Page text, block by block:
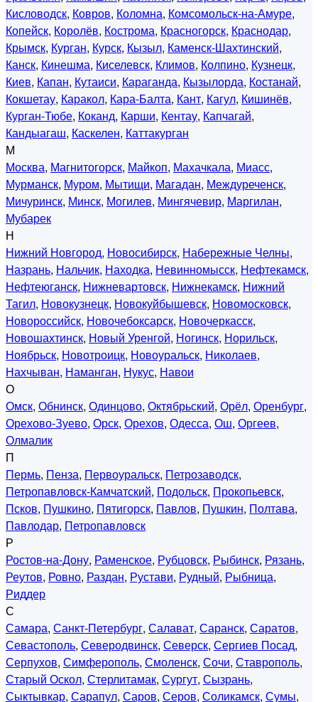
Кисловодск, Ковров, Коломна, Комсомольск-на-Амуре,
Копейск, Королёв, Кострома, Красногорск, Краснодар,
Крымск, Курган, Курск, Кызыл, Каменск-Шахтинский,
Канск, Кинешма, Киселевск, Климов, Колпино, Кузнецк,
Киев, Капан, Кутаиси, Караганда, Кызылорда, Костанай,
Кокшетау, Каракол, Кара-Балта, Кант, Кагул, Кишинёв,
Курган-Тюбе, Коканд, Карши, Кентау, Капчагай,
Кандыагаш, Каскелен, Каттакурган
М
Москва, Магнитогорск, Майкоп, Махачкала, Миасс,
Мурманск, Муром, Мытищи, Магадан, Междуреченск,
Мичуринск, Минск, Могилев, Мингячевир, Маргилан,
Мубарек
Н
Нижний Новгород, Новосибирск, Набережные Челны,
Назрань, Нальчик, Находка, Невинномысск, Нефтекамск,
Нефтеюганск, Нижневартовск, Нижнекамск, Нижний
Тагил, Новокузнецк, Новокуйбышевск, Новомосковск,
Новороссийск, Новочебоксарск, Новочеркасск,
Новошахтинск, Новый Уренгой, Ногинск, Норильск,
Ноябрьск, Новотроицк, Новоуральск, Николаев,
Нахчыван, Наманган, Нукус, Навои
О
Омск, Обнинск, Одинцово, Октябрьский, Орёл, Оренбург,
Орехово-Зуево, Орск, Орехов, Одесса, Ош, Оргеев,
Олмалик
П
Пермь, Пенза, Первоуральск, Петрозаводск,
Петропавловск-Камчатский, Подольск, Прокопьевск,
Псков, Пушкино, Пятигорск, Павлов, Пушкин, Полтава,
Павлодар, Петропавловск
Р
Ростов-на-Дону, Раменское, Рубцовск, Рыбинск, Рязань,
Реутов, Ровно, Раздан, Рустави, Рудный, Рыбница,
Риддер
С
Самара, Санкт-Петербург, Салават, Саранск, Саратов,
Севастополь, Северодвинск, Северск, Сергиев Посад,
Серпухов, Симферополь, Смоленск, Сочи, Ставрополь,
Старый Оскол, Стерлитамак, Сургут, Сызрань,
Сыктывкар, Сарапул, Саров, Серов, Соликамск, Сумы,